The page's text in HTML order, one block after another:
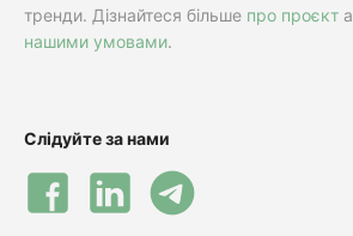
тренди. Дізнайтеся більше про проєкт
нашими умовами.
Слідуйте за нами